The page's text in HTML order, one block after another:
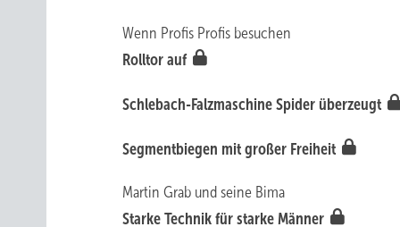
Wenn Profis Profis besuchen
Rolltor auf
Schlebach-Falzmaschine Spider überzeugt
Segmentbiegen mit großer Freiheit
Martin Grab und seine Bima
Starke Technik für starke Männer